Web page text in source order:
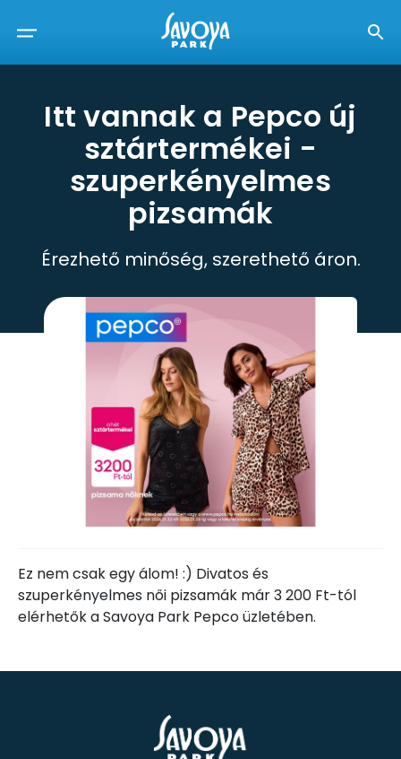
Itt vannak a Pepco új
sztártermékei -
szuperkényelmes
pizsamák
Érezhető minőség, szerethető áron.
Ez nem csak egy álom! :) Divatos és
szuperkényelmes női pizsamák már 3 200 Ft-tól
elérhetők a Savoya Park Pepco üzletében.